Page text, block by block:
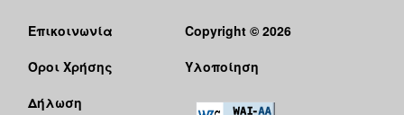
Επικοινωνία
Όροι Χρήσης
Δήλωση
Copyright © 2026
Υλοποίηση